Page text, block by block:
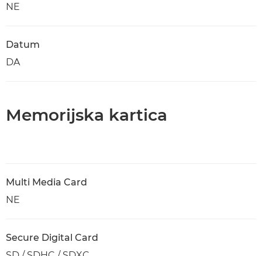
NE
Datum
DA
Memorijska kartica
Multi Media Card
NE
Secure Digital Card